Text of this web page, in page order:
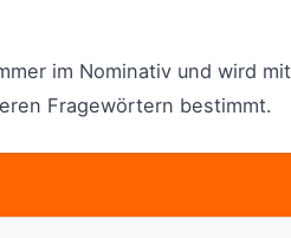
im Nominativ und wird mit
Fragewörtern bestimmt.